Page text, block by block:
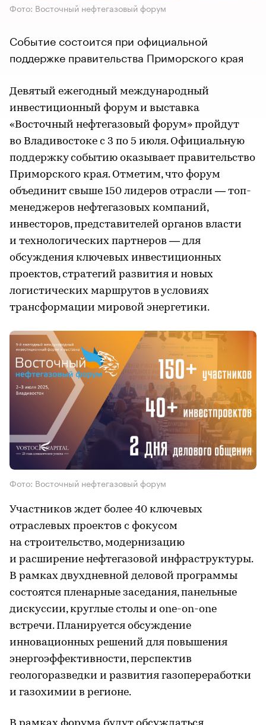
Фото: Восточный нефтегазовый форум
Событие состоится при официальной
поддержке правительства Приморского края
Девятый ежегодный международный
инвестиционный форум и выставка
«Восточный нефтегазовый форум» пройдут
во Владивостоке с 3 по 5 июля. Официальную
поддержку событию оказывает правительство
Приморского края. Отметим, что форум
объединит свыше 150 лидеров отрасли — топ-
менеджеров нефтегазовых компаний,
инвесторов, представителей органов власти
и технологических партнеров — для
обсуждения ключевых инвестиционных
проектов, стратегий развития и новых
логистических маршрутов в условиях
трансформации мировой энергетики.
Фото: Восточный нефтегазовый форум
Участников ждет более 40 ключевых
отраслевых проектов с фокусом
на строительство, модернизацию
и расширение нефтегазовой инфраструктуры.
В рамках двухдневной деловой программы
состоятся пленарные заседания, панельные
дискуссии, круглые столы и one-on-one
встречи. Планируется обсуждение
инновационных решений для повышения
энергоэффективности, перспектив
геологоразведки и развития газопереработки
и газохимии в регионе.